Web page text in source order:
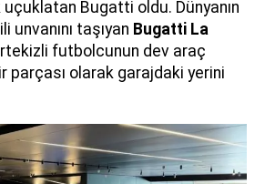
Bugatti oldu. Dünyanın
unvanını taşıyan Bugatti La
futbolcunun dev araç
parçası olarak garajdaki yerini